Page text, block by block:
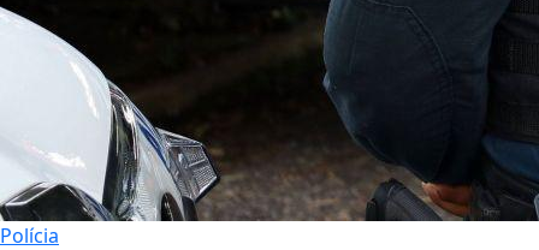
Polícia